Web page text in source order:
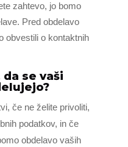
zahtevo, jo bomo
Pred obdelavo
obvestili o kontaktnih
se vaši
če ne želite privoliti,
podatkov, in če
obdelavo vaših